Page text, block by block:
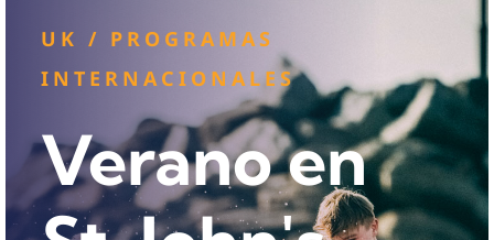
UK / PROGRAMAS
INTERNACIONALES
Verano en